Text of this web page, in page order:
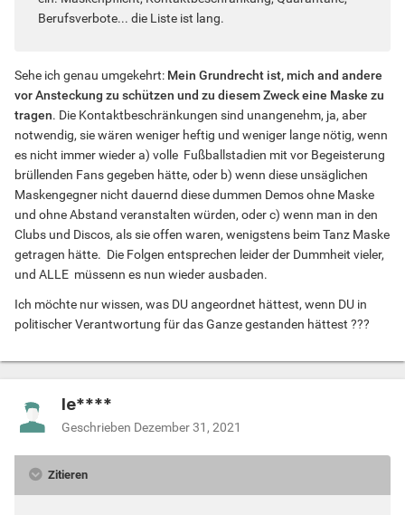
Berufsverbote... die Liste ist lang.
Sehe ich genau umgekehrt: Mein Grundrecht ist, mich and andere
vor Ansteckung zu schützen und zu diesem Zweck eine Maske zu
tragen. Die Kontaktbeschränkungen sind unangenehm, ja, aber
notwendig, sie wären weniger heftig und weniger lange nötig, wenn
es nicht immer wieder a) volle Fußballstadien mit vor Begeisterung
brüllenden Fans gegeben hätte, oder b) wenn diese unsäglichen
Maskengegner nicht dauernd diese dummen Demos ohne Maske
und ohne Abstand veranstalten würden, oder c) wenn man in den
Clubs und Discos, als sie offen waren, wenigstens beim Tanz Maske
getragen hätte. Die Folgen entsprechen leider der Dummheit vieler,
und ALLE müssenn es nun wieder ausbaden.
Ich möchte nur wissen, was DU angeordnet hättest, wenn DU in
politischer Verantwortung für das Ganze gestanden hättest ???
le****
Geschrieben Dezember 31, 2021
Zitieren